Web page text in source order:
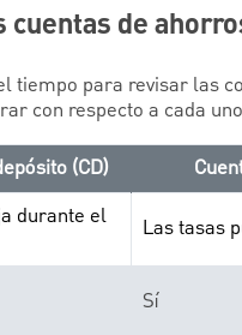
cuentas de
tiempo para revisar las
con respecto a cada
(CD)
durante el
Las tasas
Sí